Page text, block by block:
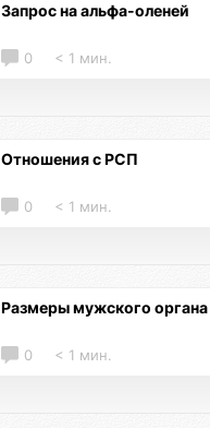
Запрос на альфа-оленей
0 < 1 мин.
Отношения с РСП
0 < 1 мин.
Размеры мужского органа
0 < 1 мин.